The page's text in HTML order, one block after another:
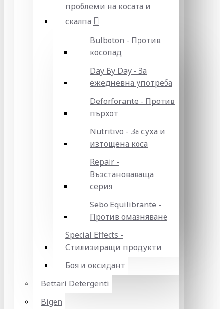
проблеми на косата и
скалпа
Bulboton - Против
косопад
Day By Day - За
ежедневна употреба
Deforforante - Против
пърхот
Nutritivo - За суха и
изтощена коса
Repair -
Възстановаваща
серия
Sebo Equilibrante -
Против омазняване
Special Effects -
Стилизиращи продукти
Боя и оксидант
Bettari Detergenti
Bigen